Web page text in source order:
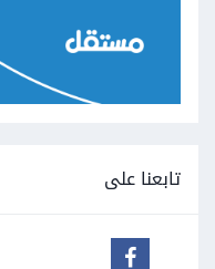
تابعنا على